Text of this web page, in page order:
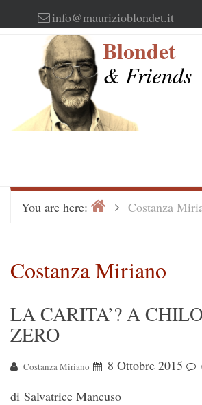
to
info@maurizioblondet.it
Blondet
& Friends
You are here: HomeCostanza
Costanza Miriano
LA CARITA’? A
ZERO
Costanza Miriano 8 Ottobre 2015
di Salvatrice Mancuso